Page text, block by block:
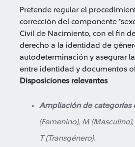
Pretende regular el
corrección del componente
Civil de Nacimiento, con el fin
derecho a la identidad de
autodeterminación y asegurar
entre identidad y documentos
Disposiciones relevantes
Ampliación de categorías
(Femenino), M
T (Transgénero).